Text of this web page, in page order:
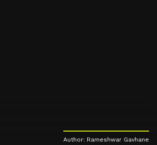
Author: Rameshwar Gavhane